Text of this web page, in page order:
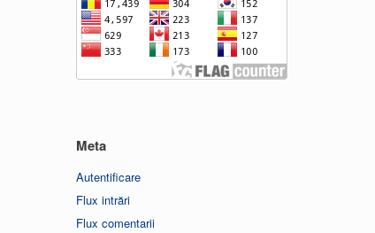
Meta
Autentificare
Flux intrări
Flux comentarii